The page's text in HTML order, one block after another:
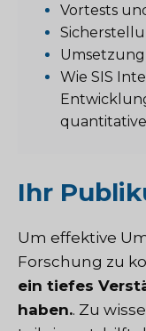
Vortests
Wie SIS
Ihr
Um effektive
Forschung zu
ein tiefes
haben.. Zu